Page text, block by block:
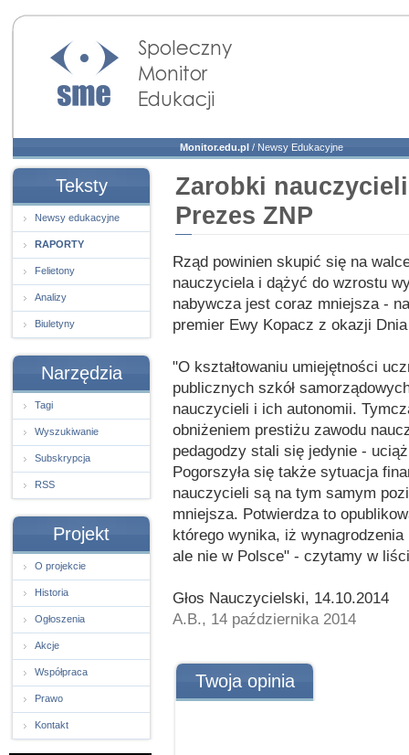
Społeczny Monitor
Edukacji
Monitor.edu.pl / Newsy Edukacyjne
Teksty
Newsy edukacyjne
RAPORTY
Felietony
Analizy
Biuletyny
Narzędzia
Tagi
Wyszukiwanie
Subskrypcja
RSS
Projekt
O projekcie
Historia
Ogłoszenia
Akcje
Współpraca
Prawo
Kontakt
Zarobki
Prezes ZNP
Rząd powinien skupić się na
nauczyciela i dążyć do wzrostu
nabywcza jest coraz mniejsza -
premier Ewy Kopacz z okazji
"O kształtowaniu umiejętności
publicznych szkół
nauczycieli i ich autonomii.
obniżeniem prestiżu zawodu
pedagodzy stali się jedynie -
Pogorszyła się także sytuacja
nauczycieli są na tym samym
mniejsza. Potwierdza to
którego wynika, iż
ale nie w Polsce" - czytamy w
Głos Nauczycielski, 14.10.2014
A.B., 14 października 2014
Twoja opinia